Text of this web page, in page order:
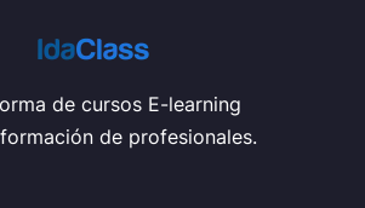
de cursos E-learning
de profesionales.